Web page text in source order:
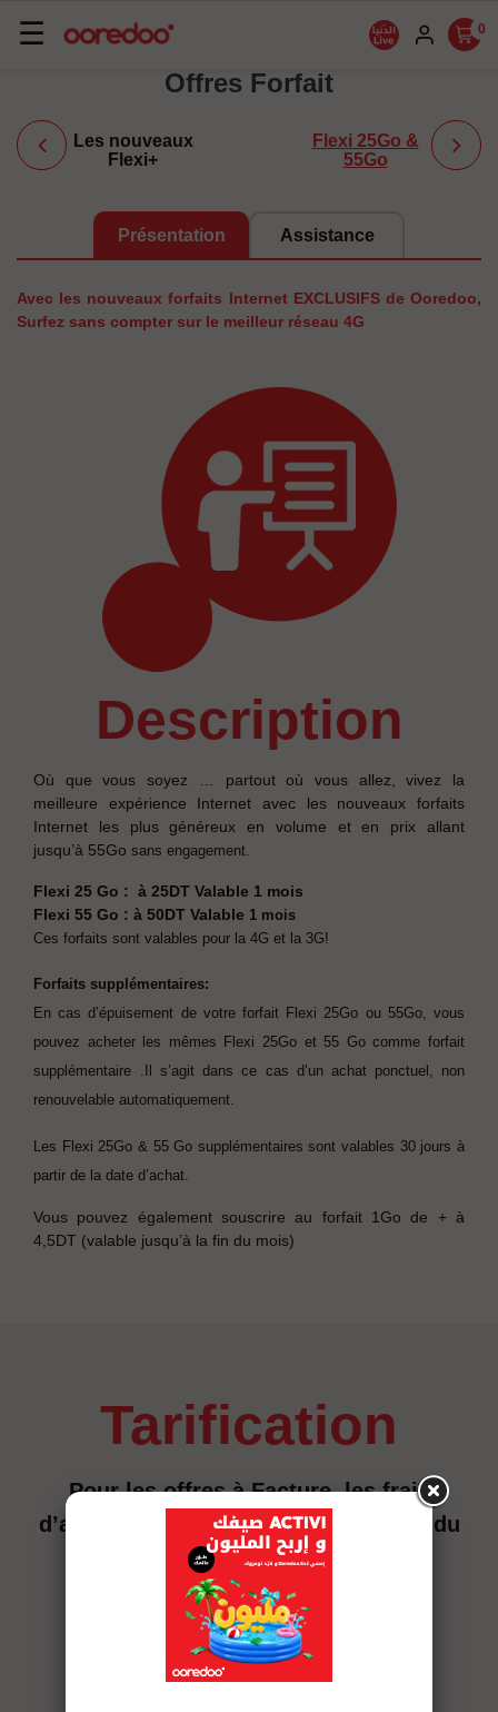
Basculer
☰ 0
Offres Forfait
Les nouveaux
Flexi+
Flexi 25Go &
55Go
Présentation Assistance
Avec les nouveaux forfaits Internet EXCLUSIFS de Ooredoo,
Surfez sans compter sur le meilleur réseau 4G
description
Où que vous soyez … partout où vous allez, vivez la
meilleure expérience Internet avec les nouveaux forfaits
Internet les plus généreux en volume et en prix allant
jusqu’à 55Go sans engagement.
Flexi 25 Go : à 25DT Valable 1 mois
Flexi 55 Go : à 50DT Valable 1 mois
Ces forfaits sont valables pour la 4G et la 3G!
Forfaits supplémentaires:
En cas d’épuisement de votre forfait Flexi 25Go ou 55Go, vous
pouvez acheter les mêmes Flexi 25Go et 55 Go comme forfait
supplémentaire .Il s’agit dans ce cas d’un achat ponctuel, non
renouvelable automatiquement.
Les Flexi 25Go & 55 Go supplémentaires sont valables 30 jours à
partir de la date d’achat.
Vous pouvez également souscrire au forfait 1Go de + à
4,5DT (valable jusqu’à la fin du mois)
tarification
Pour les offres à Facture, les frais
d’adhésion sont imputés à la facture du
mois d’achat